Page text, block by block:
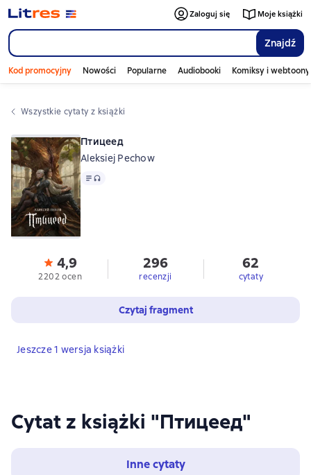
Znajdź
Zaloguj się Moje książki
Kod promocyjny Nowości Popularne Audiobooki Komiksy i webtoony
Wszystkie cytaty z książki
Cytat z książki "Птицеед"
Inne cytaty
Птицеед
Aleksiej Pechow
Tekst
4,9
2202 ocen
296
recenzji
62
cytaty
Czytaj fragment
Jeszcze 1 wersja książki